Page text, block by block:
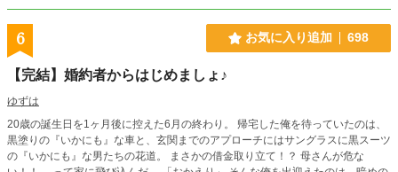
6 お気に入り追加 698
【完結】婚約者からはじめましょ♪
ゆずは
20歳の誕生日を1ヶ月後に控えた6月の終わり。 帰宅した俺を待っていたのは、
黒塗りの『いかにも』な車と、玄関までのアプローチにはサングラスに黒スーツ
の『いかにも』な男たちの花道。 まさかの借金取り立て！？ 母さんが危な